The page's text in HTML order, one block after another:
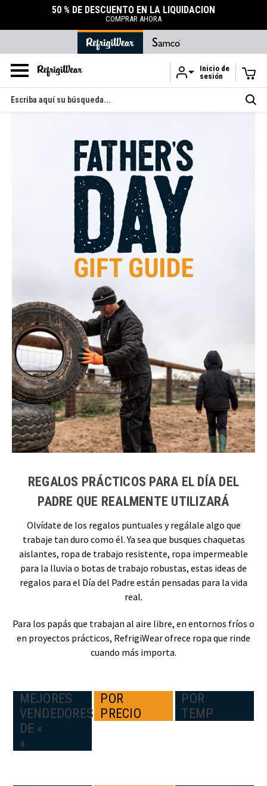
Ir al contenido principal
50 % DE DESCUENTO EN LA LIQUIDACIÓN
COMPRAR AHORA
Inicio de
sesión
Buscar
en
REGALOS PRÁCTICOS PARA EL DÍA DEL
PADRE QUE REALMENTE UTILIZARÁ
Olvídate de los regalos puntuales y regálale algo que
trabaje tan duro como él. Ya sea que busques chaquetas
aislantes, ropa de trabajo resistente, ropa impermeable
para la lluvia o botas de trabajo robustas, estas ideas de
regalos para el Día del Padre están pensadas para la vida
real.
Para los papás que trabajan al aire libre, en entornos fríos o
en proyectos prácticos, RefrigiWear ofrece ropa que rinde
cuando más importa.
MEJORES
VENDEDORES
DE «
»
POR
PRECIO
POR
TEMP